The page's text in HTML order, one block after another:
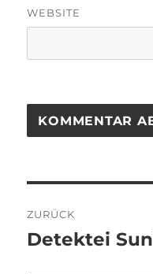
WEBSITE
ZURÜCK
Vorheriger
Detektei